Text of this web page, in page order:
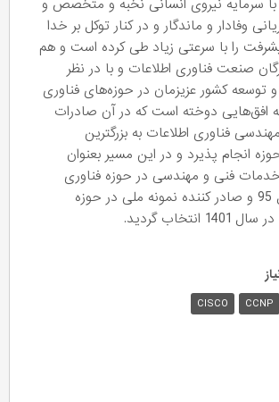
سرمایه نیروی انسانی نخبه و متخصص و
وفادار و ماندگار و در کنار توکل بر خدا
را با سرعتی زیاد طی کرده است و هم
صنعت فناوری اطلاعات و با در نظر
توسعه کشور عزیزمان در حوزه‌های فناوری
افق‌هایی دوخته است که در آن صادرات
فناوری اطلاعات به بزرگترین
انجام پذیرد و در این مسیر بعنوان
خدمات فنی و مهندسی در حوزه فناوری
اطلاعات در سال 95 و صادر کننده نمونه ملی در حوزه
گردید.
CCNP
CISCO